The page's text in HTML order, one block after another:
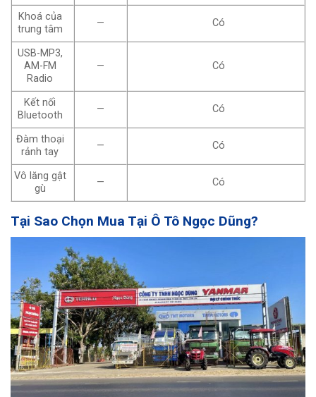
Khoá của
trung tâm
— Có
USB-MP3,
AM-FM
Radio
— Có
Kết nối
Bluetooth
— Có
Đàm thoại
rảnh tay
— Có
Vô lăng gật
gù
— Có
Tại Sao Chọn Mua Tại Ô Tô Ngọc Dũng?